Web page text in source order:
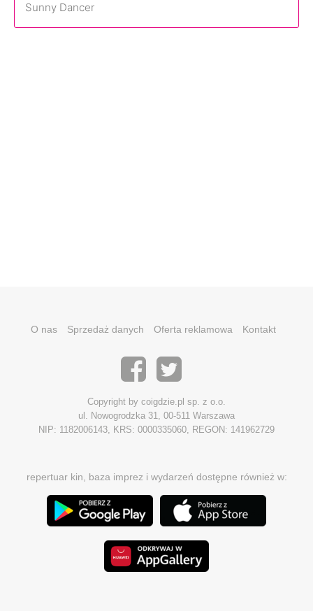
Sunny Dancer
O nas Sprzedaż danych Oferta reklamowa Kontakt
Copyright by coigdzie.pl sp. z o.o.
ul. Nowogrodzka 31, 00-511 Warszawa
NIP: 1182006143, KRS: 0000335060, REGON: 141962729
repertuar kin, baza imprez i wydarzeń dostępne również w: